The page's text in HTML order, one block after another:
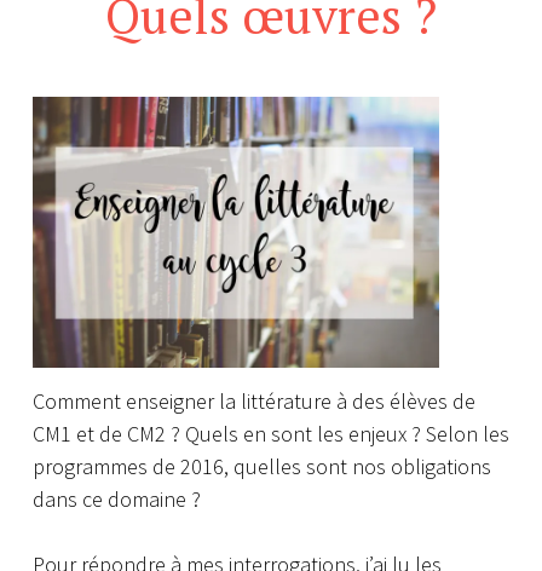
Quels œuvres ?
Comment enseigner la littérature à des élèves de
CM1 et de CM2 ? Quels en sont les enjeux ? Selon les
programmes de 2016, quelles sont nos obligations
dans ce domaine ?
Pour répondre à mes interrogations, j’ai lu les